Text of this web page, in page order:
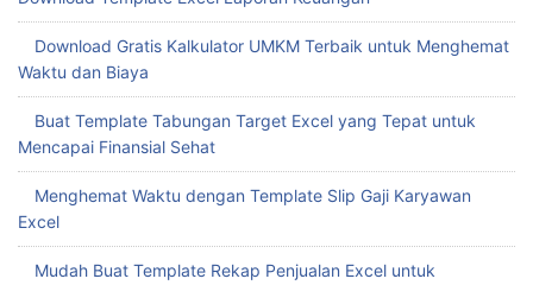
Download Gratis Kalkulator UMKM Terbaik untuk Menghemat
Waktu dan Biaya
Buat Template Tabungan Target Excel yang Tepat untuk
Mencapai Finansial Sehat
Menghemat Waktu dengan Template Slip Gaji Karyawan
Excel
Mudah Buat Template Rekap Penjualan Excel untuk